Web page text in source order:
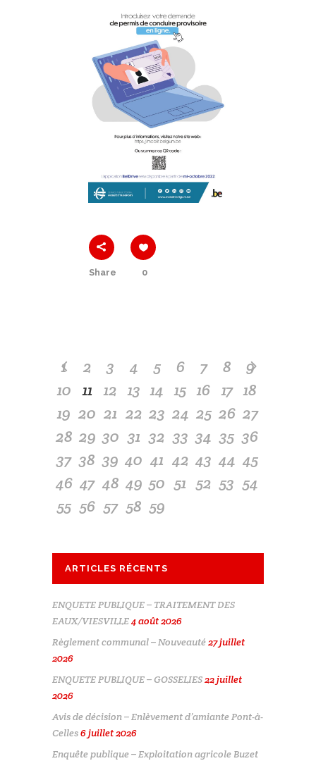
Share 0
1 2 3 4 5 6 7 8
9
10 11 12 13 14 15 16 17 18
19 20 21 22 23 24 25 26 27
28 29 30 31 32 33 34 35 36
37 38 39 40 41 42 43 44 45
46 47 48 49 50 51 52 53 54
55 56 57 58 59
ARTICLES RÉCENTS
ENQUETE PUBLIQUE – TRAITEMENT DES
EAUX/VIESVILLE4 août 2026
Règlement communal – Nouveauté27 juillet
2026
ENQUETE PUBLIQUE – GOSSELIES22 juillet
2026
Avis de décision – Enlèvement d’amiante Pont-à-
Celles6 juillet 2026
Enquête publique – Exploitation agricole Buzet